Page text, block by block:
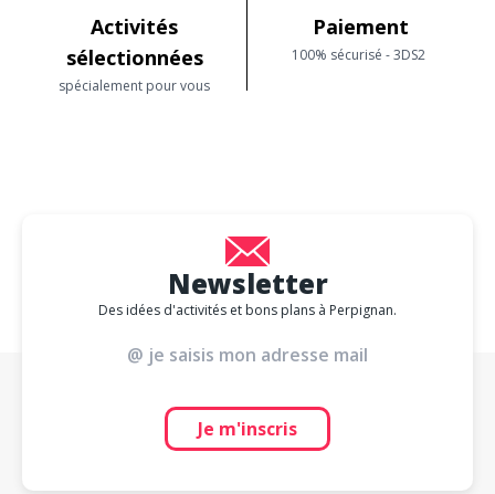
Activités
sélectionnées
spécialement pour vous
Paiement
100% sécurisé - 3DS2
Newsletter
Des idées d'activités et bons plans à Perpignan.
Je m'inscris